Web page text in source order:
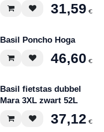
31,59 €
Basil Poncho Hoga
46,60 €
Basil fietstas dubbel
Mara 3XL zwart 52L
37,12 €